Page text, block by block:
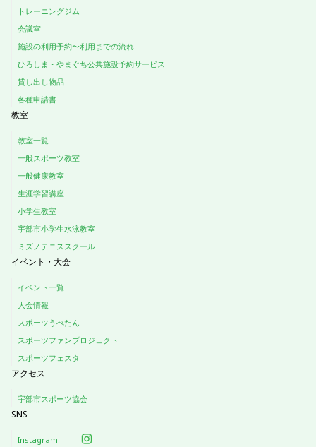
トレーニングジム
会議室
施設の利用予約〜利用までの流れ
ひろしま・やまぐち公共施設予約サービス
貸し出し物品
各種申請書
教室
教室一覧
一般スポーツ教室
一般健康教室
生涯学習講座
小学生教室
宇部市小学生水泳教室
ミズノテニススクール
イベント・大会
イベント一覧
大会情報
スポーツうべたん
スポーツファンプロジェクト
スポーツフェスタ
アクセス
宇部市スポーツ協会
SNS
Instagram